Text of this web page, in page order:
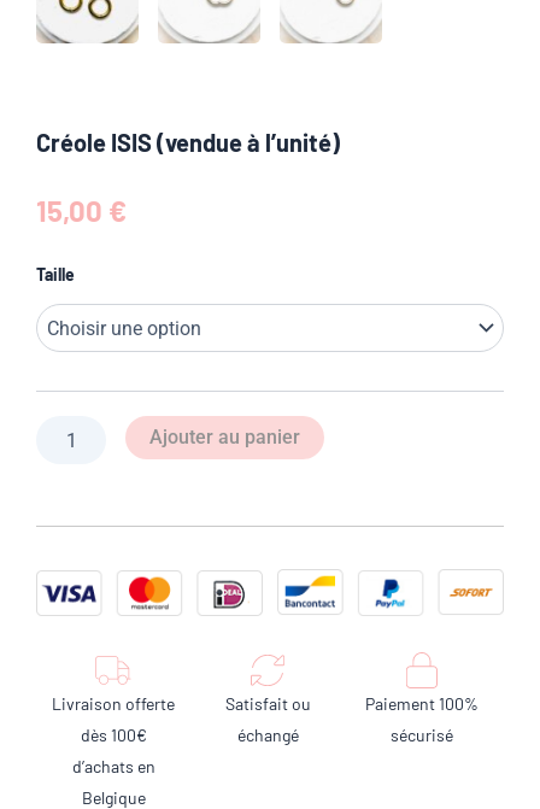
Créole ISIS (vendue à l’unité)
15,00 €
Taille
quantité
Créole
ISIS
à
Ajouter au panier
Livraison offerte
dès 100€
d’achats en
Belgique
Satisfait ou
échangé
Paiement 100%
sécurisé